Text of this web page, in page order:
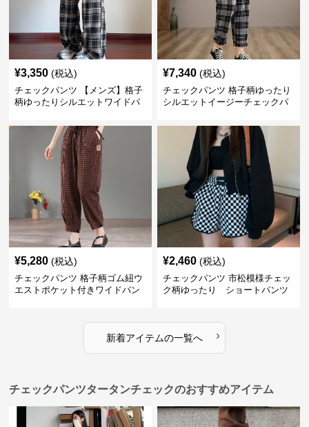
¥3,350 (税込)
チェックパンツ 【メンズ】格子
柄ゆったりシルエットワイドパ
¥7,340 (税込)
チェックパンツ 格子柄ゆったり
シルエットイージーチェックパ
¥5,280 (税込)
チェックパンツ 格子柄ゴム紐ウ
エストポケット付きワイドパン
¥2,460 (税込)
チェックパンツ 市松模様チェッ
ク柄ゆったり ショートパンツ
新着アイテムの一覧へ ›
チェックパンツタータンチェックのおすすめアイテム